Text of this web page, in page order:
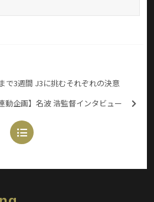
で3週間 J3に挑むそれぞれの決意
動企画】名波 浩監督インタビュー